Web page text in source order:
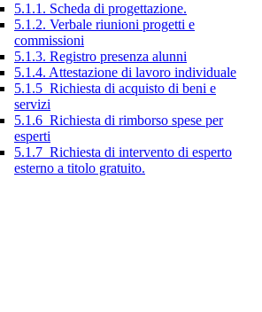
5.1.1. Scheda di progettazione.
5.1.2. Verbale riunioni progetti e
commissioni
5.1.3. Registro presenza alunni
5.1.4. Attestazione di lavoro individuale
5.1.5_Richiesta di acquisto di beni e
servizi
5.1.6_Richiesta di rimborso spese per
esperti
5.1.7_Richiesta di intervento di esperto
esterno a titolo gratuito.